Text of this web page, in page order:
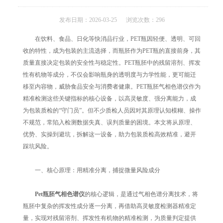
发布日期：2026-03-25 浏览次数：296
在饮料、食品、日化等快消品行业，PET瓶因轻便、透明、可回
收的特性，成为包装的主流选择，而瓶胚作为PET瓶的直接前身，其
质量直接决定包装的安全性与稳定性。PET瓶胚中的残留溶剂、挥发
性有机物等成分，不仅会影响瓶身的透明度与力学性能，更可能迁
移至内容物，威胁食品安全与消费者健康。PET瓶胚气相色谱仪作为
精准检测这些关键指标的核心设备，以高灵敏度、强分离能力，成
为包装质检的“守门员”。但不少质检人员因对其原理认知模糊、操作
不规范，常陷入检测数据失真、误判质量的困境。本文将从原理、
优势、实操到避坑，拆解这一设备，助力包装质检高效精准，避开
踩坑风险。
一、核心原理：用精准分离，捕捉微量风险成分
Pet瓶胚气相色谱仪的核心逻辑，是通过气相色谱分离技术，将
瓶胚中复杂的挥发性成分逐一分离，再借助高灵敏度检测器精准定
量，实现对残留溶剂、挥发性有机物的精准检测，为质量判定提供